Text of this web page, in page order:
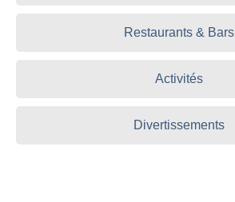
Restaurants & Bars
Activités
Divertissements